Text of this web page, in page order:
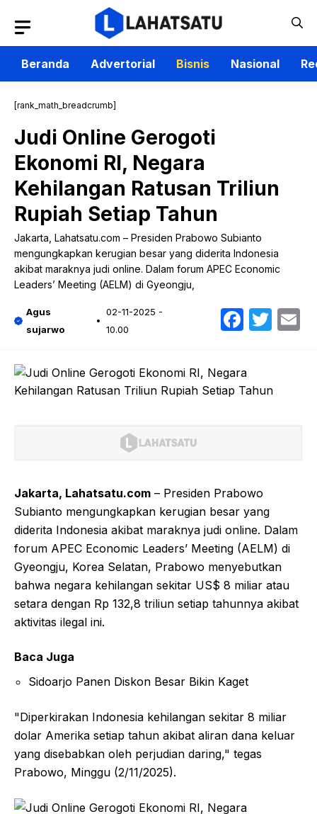
isi
Beranda
Advertorial Bisnis Nasional
[rank_math_breadcrumb]
Judi Online Gerogoti
Ekonomi RI, Negara
Kehilangan Ratusan Triliun
Rupiah Setiap Tahun
Jakarta, Lahatsatu.com – Presiden Prabowo Subianto
mengungkapkan kerugian besar yang diderita Indonesia
akibat maraknya judi online. Dalam forum APEC Economic
Leaders’ Meeting (AELM) di Gyeongju,
Agus
sujarwo
02-11-2025 -
10.00
Jakarta, Lahatsatu.com – Presiden Prabowo
Subianto mengungkapkan kerugian besar yang
diderita Indonesia akibat maraknya judi online. Dalam
forum APEC Economic Leaders’ Meeting (AELM) di
Gyeongju, Korea Selatan, Prabowo menyebutkan
bahwa negara kehilangan sekitar US$ 8 miliar atau
setara dengan Rp 132,8 triliun setiap tahunnya akibat
aktivitas ilegal ini.
Baca Juga
Sidoarjo Panen Diskon Besar Bikin Kaget
"Diperkirakan Indonesia kehilangan sekitar 8 miliar
dolar Amerika setiap tahun akibat aliran dana keluar
yang disebabkan oleh perjudian daring," tegas
Prabowo, Minggu (2/11/2025).